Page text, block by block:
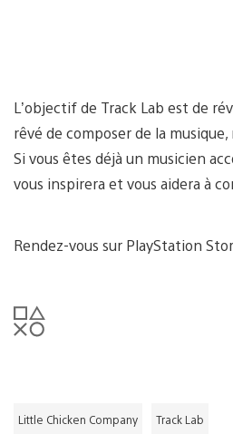
L’objectif de Track Lab est de
rêvé de composer de la
Si vous êtes déjà un musicien
vous inspirera et vous aidera à
Rendez-vous sur PlayStation
Little Chicken Company Track Lab